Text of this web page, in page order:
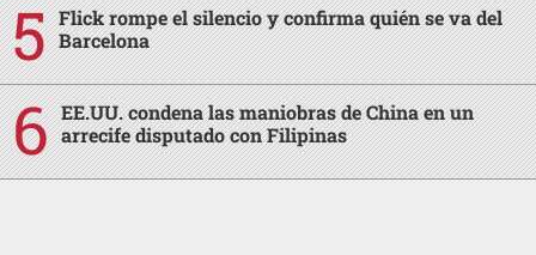
Flick rompe el silencio y confirma quién se va del
Barcelona
EE.UU. condena las maniobras de China en un
arrecife disputado con Filipinas